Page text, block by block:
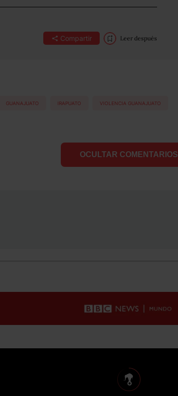
Compartir Leer después
GUANAJUATO IRAPUATO VIOLENCIA GUANAJUATO
OCULTAR COMENTARIOS